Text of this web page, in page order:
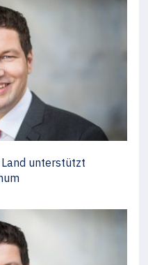
unterstützt